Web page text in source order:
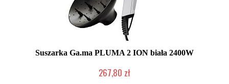
Suszarka Ga.ma PLUMA 2 ION biała 2400W
267,80 zł